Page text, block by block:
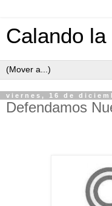
Calando la
viernes, 16 de
Defendamos